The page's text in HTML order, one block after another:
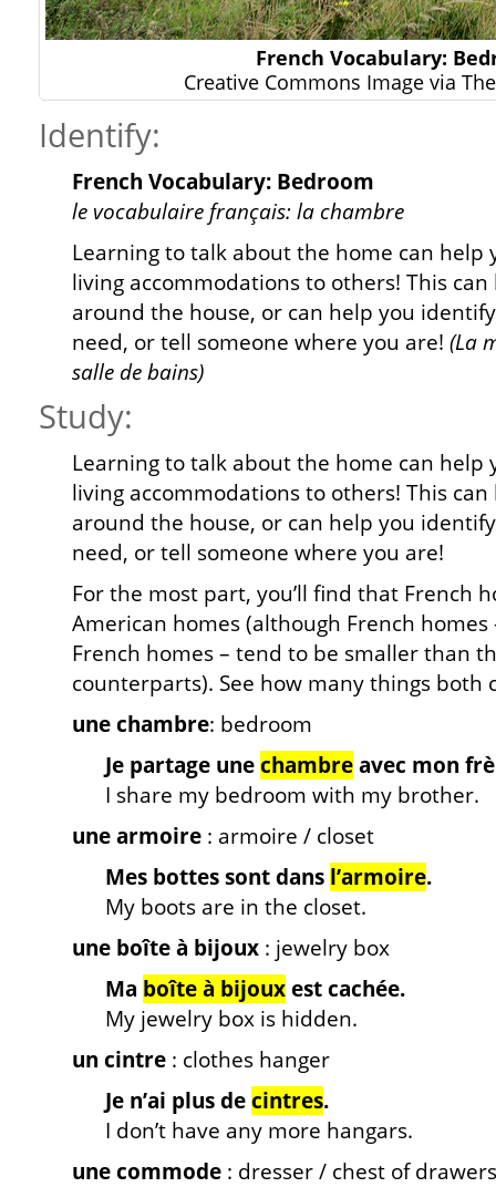
French Vocabulary:
Creative Commons Image via
Identify:
French Vocabulary: Bedroom
le vocabulaire français: la chambre
Learning to talk about the home can help
living accommodations to others! This
around the house, or can help you
need, or tell someone where you are! (La
salle de bains)
Study:
Learning to talk about the home can help
living accommodations to others! This
around the house, or can help you
need, or tell someone where you are!
For the most part, you’ll find that French
American homes (although French
French homes – tend to be smaller than
counterparts). See how many things both
une chambre: bedroom
Je partage unechambreavec mon
I share my bedroom with my brother.
une armoire : armoire / closet
Mes bottes sont dans l’armoire.
My boots are in the closet.
une boîte à bijoux : jewelry box
Ma boîte à bijouxest cachée.
My jewelry box is hidden.
un cintre : clothes hanger
Je n’ai plus decintres.
I don’t have any more hangars.
une commode : dresser / chest of drawers